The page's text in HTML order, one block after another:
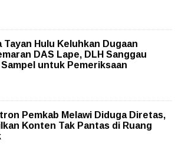
Tayan Hulu Keluhkan Dugaan
DAS Lape, DLH Sanggau
untuk Pemeriksaan
Pemkab Melawi Diduga Diretas,
Konten Tak Pantas di Ruang